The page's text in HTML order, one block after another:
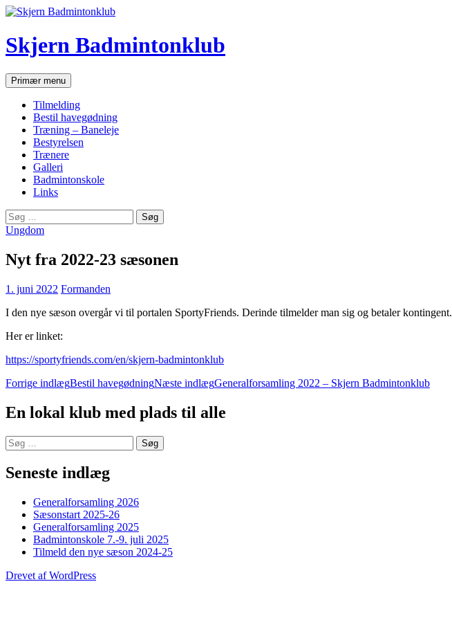
Hop
indhold
Skjern Badmintonklub
SøgPrimær menu
Tilmelding
Bestil havegødning
Træning – Baneleje
Bestyrelsen
Trænere
Galleri
Badmintonskole
Links
Søg
efter:
Ungdom
Nyt fra 2022-23 sæsonen
1. juni 2022 Formanden
I den nye sæson overgår vi til portalen SportyFriends. Derinde tilmelder man sig og betaler kontingent.
Her er linket:
https://sportyfriends.com/en/skjern-badmintonklub
Indlægsnavigation
Forrige indlægBestil havegødningNæste indlægGeneralforsamling 2022 – Skjern Badmintonklub
En lokal klub med plads til alle
Søg
efter:
Seneste indlæg
Generalforsamling 2026
Sæsonstart 2025-26
Generalforsamling 2025
Badmintonskole 7.-9. juli 2025
Tilmeld den nye sæson 2024-25
Drevet af WordPress